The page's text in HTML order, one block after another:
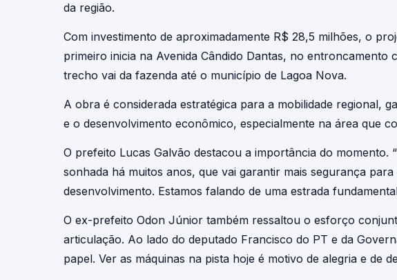
da região.
Com investimento de aproximadamente R$ 28,5 milhões, o
primeiro inicia na Avenida Cândido Dantas, no entroncamento
trecho vai da fazenda até o município de Lagoa Nova.
A obra é considerada estratégica para a mobilidade regional,
e o desenvolvimento econômico, especialmente na área que
O prefeito Lucas Galvão destacou a importância do
sonhada há muitos anos, que vai garantir mais segurança
desenvolvimento. Estamos falando de uma estrada
O ex-prefeito Odon Júnior também ressaltou o esforço
articulação. Ao lado do deputado Francisco do PT e da
papel. Ver as máquinas na pista hoje é motivo de alegria e de